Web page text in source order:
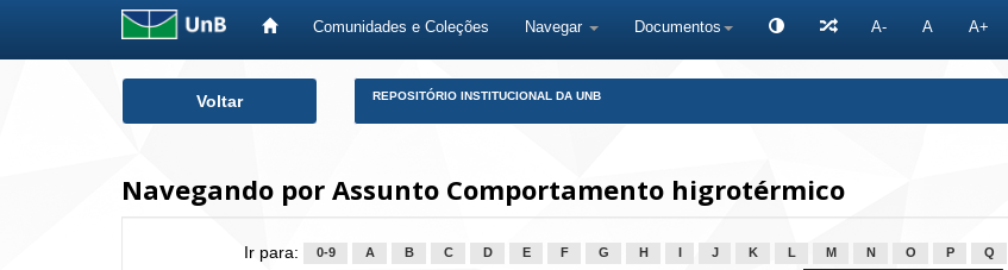
Comunidades e Coleções Navegar Documentos A- A A+
Voltar REPOSITÓRIO INSTITUCIONAL DA UNB
Navegando por Assunto Comportamento higrotérmico
Ir para: 0-9 A B C D E F G H J K L M N O P Q